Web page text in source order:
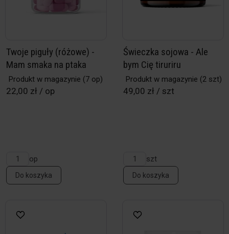
Twoje piguły (różowe) -
Mam smaka na ptaka
Produkt w magazynie (7 op)
22,00 zł / op
op
Do koszyka
Świeczka sojowa - Ale
bym Cię tiruriru
Produkt w magazynie (2 szt)
49,00 zł / szt
szt
Do koszyka